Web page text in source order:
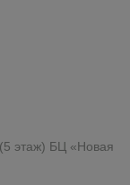
этаж) БЦ «Новая